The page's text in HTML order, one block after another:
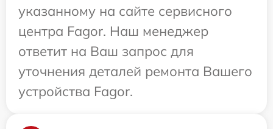
указанному на сайте сервисного
центра Fagor. Наш менеджер
ответит на Ваш запрос для
уточнения деталей ремонта Вашего
устройства Fagor.